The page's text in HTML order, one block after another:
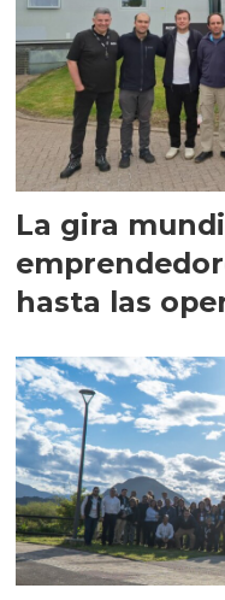
La gira
hasta las